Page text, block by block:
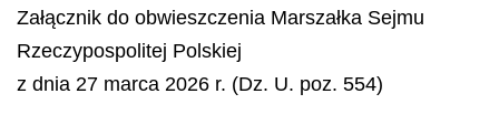
Załącznik do obwieszczenia Marszałka Sejmu
Rzeczypospolitej Polskiej
z dnia 27 marca 2026 r. (Dz. U. poz. 554)